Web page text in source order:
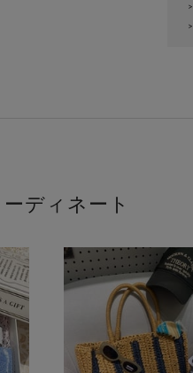
>
>
ディネート